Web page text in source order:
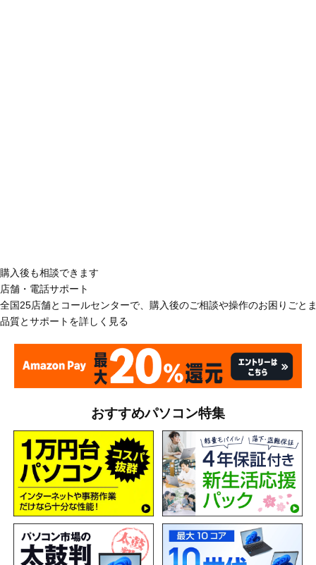
購入後も相談できます
店舗・電話サポート
全国25店舗とコールセンターで、購入後のご相談や操作のお困りごと
品質とサポートを詳しく見る
おすすめパソコン特集